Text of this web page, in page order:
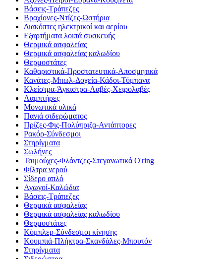
Βάσεις-Τράπεζες
Βραχίονες-Ντίζες-Ωστήρια
Διακόπτες ηλεκτρικοί και αερίου
Εξαρτήματα λοιπά συσκευής
Θερμικά ασφαλείας
Θερμικά ασφαλείας καλωδίου
Θερμοστάτες
Καθαριστικά-Προστατευτικά-Αποσμητικά
Κανάτες-Μπωλ-Δοχεία-Κάδοι-Τύμπανα
Κλείστρα-Άγκιστρα-Λαβές-Χειρολαβές
Λαμπτήρες
Μονωτικά υλικά
Πανιά σιδερώματος
Πρίζες-Φις-Πολύπριζα-Αντάπτορες
Ρακόρ-Σύνδεσμοι
Στηρίγματα
Σωλήνες
Τσιμούχες-Φλάντζες-Στεγανωτικά O'ring
Φίλτρα νερού
Σίδερο απλό
Αγωγοί-Καλώδια
Βάσεις-Τράπεζες
Θερμικά ασφαλείας
Θερμικά ασφαλείας καλωδίου
Θερμοστάτες
Κόμπλερ-Σύνδεσμοι κίνησης
Κουμπιά-Πλήκτρα-Σκανδάλες-Μπουτόν
Στηρίγματα